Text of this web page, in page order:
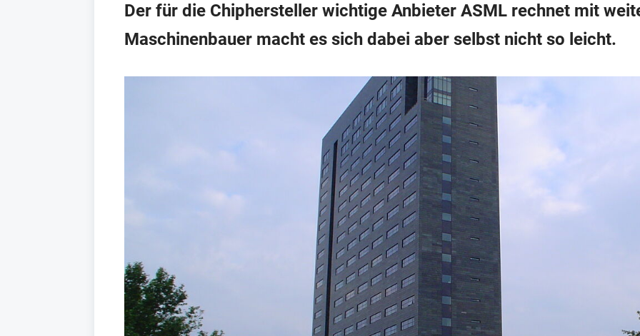
Der für die Chiphersteller wichtige Anbieter ASML rechnet mit
Maschinenbauer macht es sich dabei aber selbst nicht so leicht.